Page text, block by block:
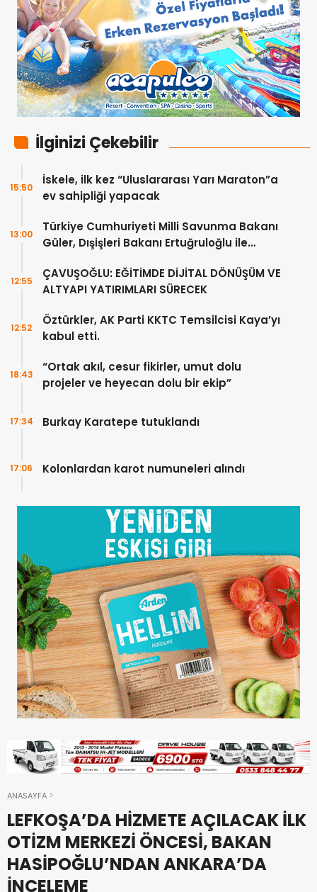
İlginizi Çekebilir
İskele, ilk kez “Uluslararası Yarı Maraton”a
ev sahipliği yapacak
15:50
Türkiye Cumhuriyeti Milli Savunma Bakanı
Güler, Dışişleri Bakanı Ertuğruloğlu ile
13:00
ÇAVUŞOĞLU: EĞİTİMDE DİJİTAL DÖNÜŞÜM VE
ALTYAPI YATIRIMLARI SÜRECEK
12:55
Öztürkler, AK Parti KKTC Temsilcisi Kaya’yı
kabul etti.
12:52
“Ortak akıl, cesur fikirler, umut dolu
projeler ve heyecan dolu bir ekip”
18:43
Burkay Karatepe tutuklandı
17:34
Kolonlardan karot numuneleri alındı
17:06
ANASAYFA
LEFKOŞA’DA HİZMETE AÇILACAK İLK
OTİZM MERKEZİ ÖNCESİ, BAKAN
HASİPOĞLU’NDAN ANKARA’DA
İNCELEME